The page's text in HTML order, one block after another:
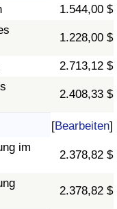
1.544,00 $
1.228,00 $
2.713,12 $
2.408,33 $
[Bearbeiten]
im
2.378,82 $
2.378,82 $